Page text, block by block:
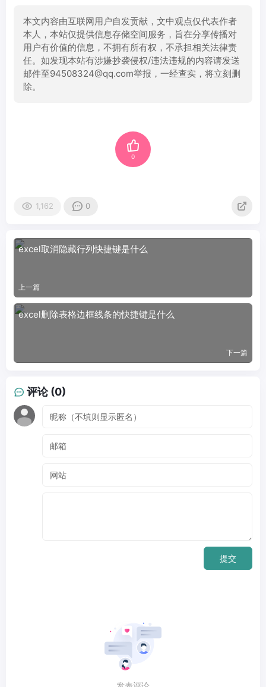
本文内容由互联网用户自发贡献，文中观点仅代表作者
本人，本站仅提供信息存储空间服务，旨在分享传播对
用户有价值的信息，不拥有所有权，不承担相关法律责
任。如发现本站有涉嫌抄袭侵权/违法违规的内容请发送
邮件至94508324@qq.com举报，一经查实，将立刻删
除。
0
1,162 0
excel取消隐藏行列快捷键是什么
上一篇
excel删除表格边框线条的快捷键是什么
下一篇
评论 (0)
提交